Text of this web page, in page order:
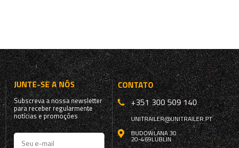
JUNTE-SE A NÓS
Subscreva a nossa newsletter
para receber regularmente
notícias e promoções
CONTATO
+351 300 509 140
UNITRAILER@UNITRAILER.PT
BUDOWLANA 30
20-469LUBLIN